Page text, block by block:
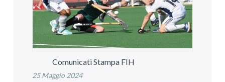
Comunicati Stampa FIH
25 Maggio 2024